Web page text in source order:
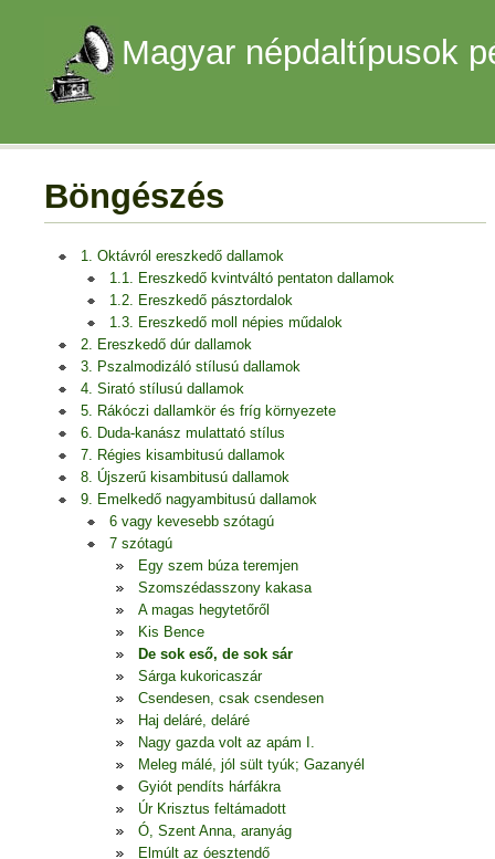
Magyar népdaltípusok
Böngészés
1. Oktávról ereszkedő dallamok
1.1. Ereszkedő kvintváltó pentaton dallamok
1.2. Ereszkedő pásztordalok
1.3. Ereszkedő moll népies műdalok
2. Ereszkedő dúr dallamok
3. Pszalmodizáló stílusú dallamok
4. Sirató stílusú dallamok
5. Rákóczi dallamkör és fríg környezete
6. Duda-kanász mulattató stílus
7. Régies kisambitusú dallamok
8. Újszerű kisambitusú dallamok
9. Emelkedő nagyambitusú dallamok
6 vagy kevesebb szótagú
7 szótagú
Egy szem búza teremjen
Szomszédasszony kakasa
A magas hegytetőről
Kis Bence
De sok eső, de sok sár
Sárga kukoricaszár
Csendesen, csak csendesen
Haj deláré, deláré
Nagy gazda volt az apám I.
Meleg málé, jól sült tyúk; Gazanyél
Gyiót pendíts hárfákra
Úr Krisztus feltámadott
Ó, Szent Anna, aranyág
Elmúlt az óesztendő